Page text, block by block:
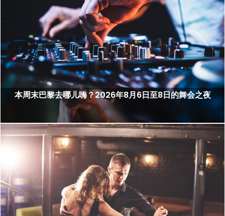
本周末巴黎去哪儿嗨？2026年8月6日至8日的舞会之夜